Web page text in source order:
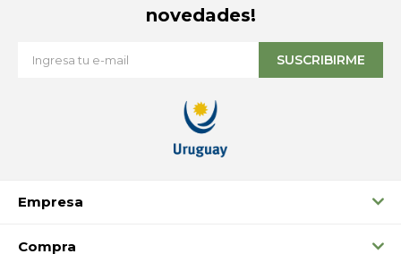
Empresa
Compra
novedades!
SUSCRIBIRME